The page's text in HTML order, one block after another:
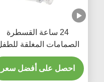
24 ساعة القسطرة
الصمامات المغلقة للطفل
مع ثلاثة أجزاء Y
احصل على أفضل سعر